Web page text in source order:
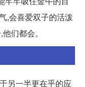
,会喜爱双子的活泼
们都会。
另一半更在乎的应